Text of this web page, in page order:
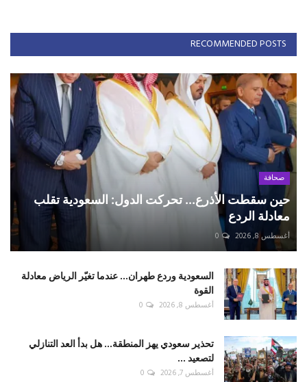
RECOMMENDED POSTS
صحافة
حين سقطت الأذرع... تحركت الدول: السعودية تقلب
معادلة الردع
أغسطس 8, 2026 0
السعودية وردع طهران... عندما تغيّر الرياض معادلة
القوة
أغسطس 8, 2026 0
تحذير سعودي يهز المنطقة... هل بدأ العد التنازلي
لتصعيد ...
أغسطس 7, 2026 0